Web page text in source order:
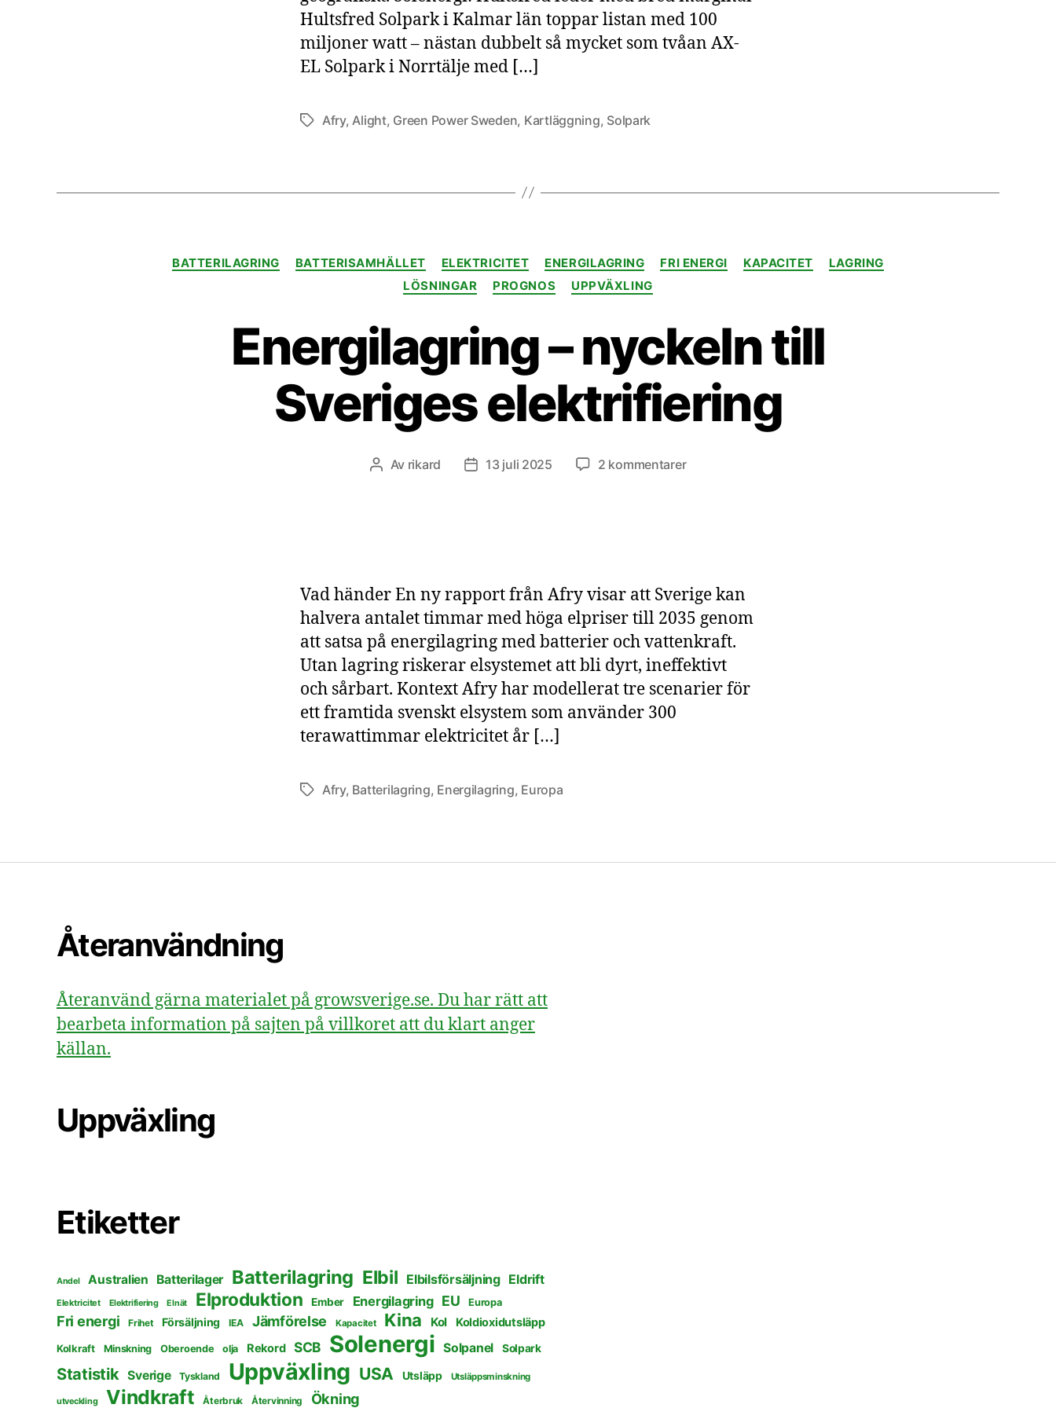
Hultsfred Solpark i Kalmar län toppar listan med 100
miljoner watt – nästan dubbelt så mycket som tvåan AX-
EL Solpark i Norrtälje med […]
Etiketter
Afry, Alight, Green Power Sweden, Kartläggning, Solpark
Kategorier
BATTERILAGRING BATTERISAMHÄLLET ELEKTRICITET ENERGILAGRING FRI ENERGI KAPACITET
LAGRING
LÖSNINGAR
PROGNOS UPPVÄXLING
Energilagring – nyckeln till
Sveriges elektrifiering
Inläggsförfattare
Av rikard Inläggsdatum
13 juli 2025 2 kommentarertill
Vad händer En ny rapport från Afry visar att Sverige kan
halvera antalet timmar med höga elpriser till 2035 genom
att satsa på energilagring med batterier och vattenkraft.
Utan lagring riskerar elsystemet att bli dyrt, ineffektivt
och sårbart. Kontext Afry har modellerat tre scenarier för
ett framtida svenskt elsystem som använder 300
terawattimmar elektricitet år […]
Etiketter
Afry, Batterilagring, Energilagring, Europa
Återanvändning
Återanvänd gärna materialet på growsverige.se. Du har rätt att
bearbeta information på sajten på villkoret att du klart anger
källan.
Uppväxling
Etiketter
Andel Australien Batterilager Batterilagring Elbil Elbilsförsäljning Eldrift
Elektricitet Elektrifiering Elnät Elproduktion Ember Energilagring EU Europa
Fri energi Frihet Försäljning IEA Jämförelse Kapacitet Kina Kol Koldioxidutsläpp
Kolkraft Minskning Oberoende olja Rekord SCB Solenergi Solpanel Solpark
Statistik Sverige Tyskland Uppväxling USA Utsläpp Utsläppsminskning
utveckling Vindkraft Återbruk Återvinning Ökning